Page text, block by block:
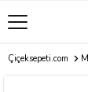
Çiçeksepeti.com